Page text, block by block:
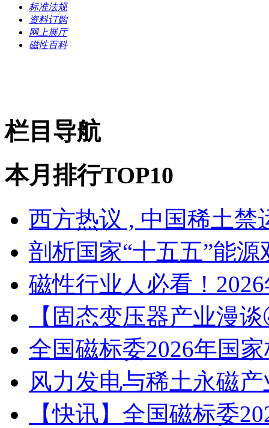
标准法规
资料订购
网上展厅
磁性百科
栏目导航
本月排行TOP10
西方热议 , 中国稀土
剖析国家“十五五”能
磁性行业人必看！
【固态变压器产业漫
全国磁标委2026年国
风力发电与稀土永磁
【快讯】全国磁标委